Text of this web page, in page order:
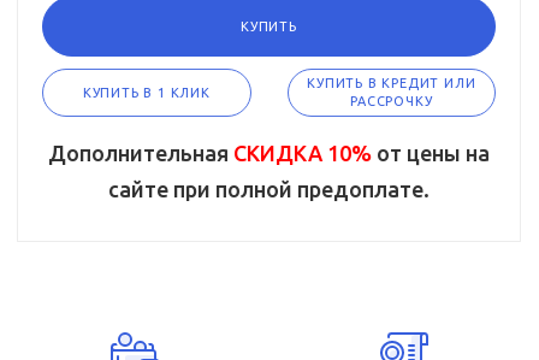
КУПИТЬ
КУПИТЬ В 1 КЛИК
КУПИТЬ В КРЕДИТ ИЛИ
РАССРОЧКУ
Дополнительная СКИДКА 10% от цены на
сайте при полной предоплате.